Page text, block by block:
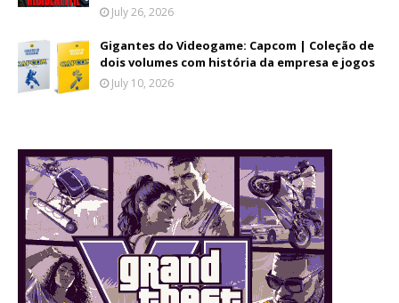
July 26, 2026
Gigantes do Videogame: Capcom | Coleção de
dois volumes com história da empresa e jogos
July 10, 2026